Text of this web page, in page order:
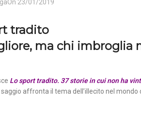
On 23/01/2019
tradito
ma chi imbroglia
Lo sport tradito. 37 storie in cui non ha
affronta il tema dell’illecito nel